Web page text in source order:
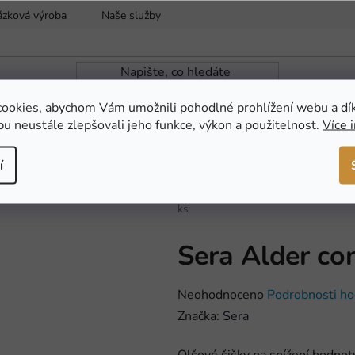
abychom Vám umožnili pohodlné prohlížení webu a
neustále zlepšovali jeho funkce, výkon a použitelnost. Více
výroba Naše služby
AKCE
ks
Sera Alder
Průměrné
hodnocení
Neohodnoceno Podrobnosti
Značka: Sera